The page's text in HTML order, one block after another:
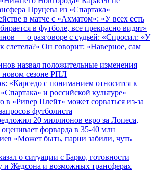
Пруцева из «Спартака»
в матче с «Ахматом»: «У всех есть
в футболе, все прекрасно видят»
— о разговоре с судьей: «Спросил: «У
слетела?» Он говорит: «Наверное, сам
назвал положительные изменения
новом сезоне РПЛ
«Карседо с пониманием относится к
и российской культуре»
в «Ривер Плейт» может сорваться из‑за
футболиста
20 миллионов евро за Лопеса,
форварда в 35-40 млн
«Может быть, парни забили, чуть
о ситуации с Барко, готовности
и Жедсона и возможных трансферах